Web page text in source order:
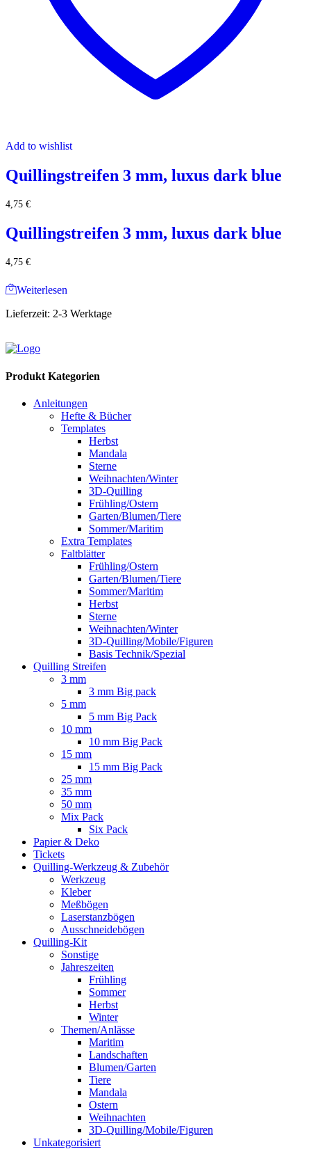
Add to wishlist
Quillingstreifen 3 mm, luxus dark blue
4,75 €
Quillingstreifen 3 mm, luxus dark blue
4,75 €
Weiterlesen
Lieferzeit: 2-3 Werktage
Produkt Kategorien
Anleitungen
Hefte & Bücher
Templates
Herbst
Mandala
Sterne
Weihnachten/Winter
3D-Quilling
Frühling/Ostern
Garten/Blumen/Tiere
Sommer/Maritim
Extra Templates
Faltblätter
Frühling/Ostern
Garten/Blumen/Tiere
Sommer/Maritim
Herbst
Sterne
Weihnachten/Winter
3D-Quilling/Mobile/Figuren
Basis Technik/Spezial
Quilling Streifen
3 mm
3 mm Big pack
5 mm
5 mm Big Pack
10 mm
10 mm Big Pack
15 mm
15 mm Big Pack
25 mm
35 mm
50 mm
Mix Pack
Six Pack
Papier & Deko
Tickets
Quilling-Werkzeug & Zubehör
Werkzeug
Kleber
Meßbögen
Laserstanzbögen
Ausschneidebögen
Quilling-Kit
Sonstige
Jahreszeiten
Frühling
Sommer
Herbst
Winter
Themen/Anlässe
Maritim
Landschaften
Blumen/Garten
Tiere
Mandala
Ostern
Weihnachten
3D-Quilling/Mobile/Figuren
Unkategorisiert